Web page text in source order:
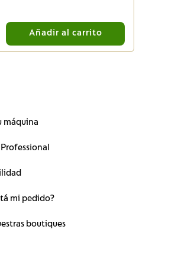
Añadir al carrito
máquina
mi pedido?
boutiques